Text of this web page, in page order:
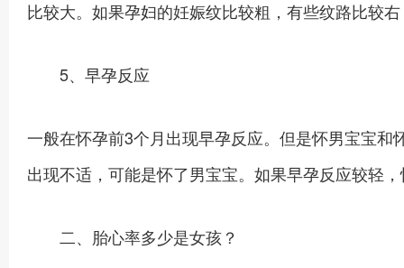
比较大。如果孕妇的妊娠纹比较粗，有些纹路比较
5、早孕反应
一般在怀孕前3个月出现早孕反应。但是怀男宝宝
出现不适，可能是怀了男宝宝。如果早孕反应较轻
二、胎心率多少是女孩？